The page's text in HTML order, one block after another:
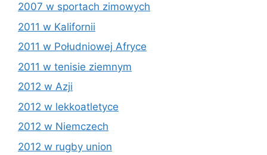
2007 w sportach zimowych
2011 w Kalifornii
2011 w Południowej Afryce
2011 w tenisie ziemnym
2012 w Azji
2012 w lekkoatletyce
2012 w Niemczech
2012 w rugby union